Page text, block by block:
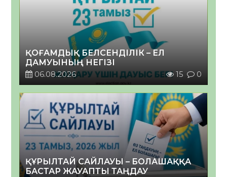
ҚОҒАМДЫҚ БЕЛСЕНДІЛІК – ЕЛ
ДАМУЫНЫҢ НЕГІЗІ
06.08.2026
15 0
ҚҰРЫЛТАЙ САЙЛАУЫ – БОЛАШАҚҚА
БАСТАР ЖАУАПТЫ ТАҢДАУ